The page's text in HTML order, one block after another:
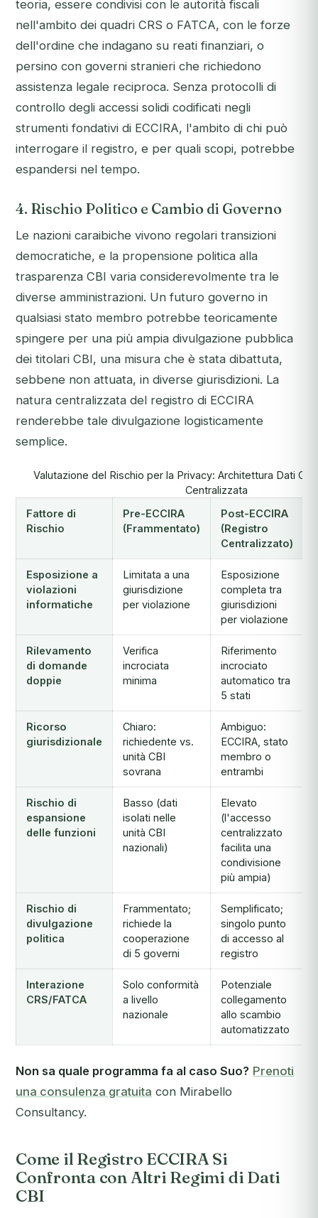
teoria, essere condivisi con le autorità fiscali
nell'ambito dei quadri CRS o FATCA, con le forze
dell'ordine che indagano su reati finanziari, o
persino con governi stranieri che richiedono
assistenza legale reciproca. Senza protocolli di
controllo degli accessi solidi codificati negli
strumenti fondativi di ECCIRA, l'ambito di chi può
interrogare il registro, e per quali scopi, potrebbe
espandersi nel tempo.
4. Rischio Politico e Cambio di Governo
Le nazioni caraibiche vivono regolari transizioni
democratiche, e la propensione politica alla
trasparenza CBI varia considerevolmente tra le
diverse amministrazioni. Un futuro governo in
qualsiasi stato membro potrebbe teoricamente
spingere per una più ampia divulgazione pubblica
dei titolari CBI, una misura che è stata dibattuta,
sebbene non attuata, in diverse giurisdizioni. La
natura centralizzata del registro di ECCIRA
renderebbe tale divulgazione logisticamente
semplice.
Valutazione del Rischio per la Privacy: Architettura Dati
Centralizzata
Fattore di
Rischio
Pre-ECCIRA
(Frammentato)
Post-ECCIRA
(Registro
Centralizzato)
Esposizione a
violazioni
informatiche
Limitata a una
giurisdizione
per violazione
Esposizione
completa tra
giurisdizioni
per violazione
Rilevamento
di domande
doppie
Verifica
incrociata
minima
Riferimento
incrociato
automatico tra
5 stati
Ricorso
giurisdizionale
Chiaro:
richiedente vs.
unità CBI
sovrana
Ambiguo:
ECCIRA, stato
membro o
entrambi
Rischio di
espansione
delle funzioni
Basso (dati
isolati nelle
unità CBI
nazionali)
Elevato
(l'accesso
centralizzato
facilita una
condivisione
più ampia)
Rischio di
divulgazione
politica
Frammentato;
richiede la
cooperazione
di 5 governi
Semplificato;
singolo punto
di accesso al
registro
Interazione
CRS/FATCA
Solo conformità
a livello
nazionale
Potenziale
collegamento
allo scambio
automatizzato
Non sa quale programma fa al caso Suo? Prenoti
una consulenza gratuita con Mirabello
Consultancy.
Come il Registro ECCIRA Si
Confronta con Altri Regimi di Dati
CBI